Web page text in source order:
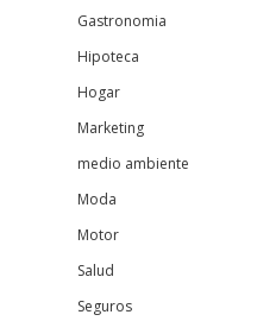
Gastronomia
Hipoteca
Hogar
Marketing
medio ambiente
Moda
Motor
Salud
Seguros